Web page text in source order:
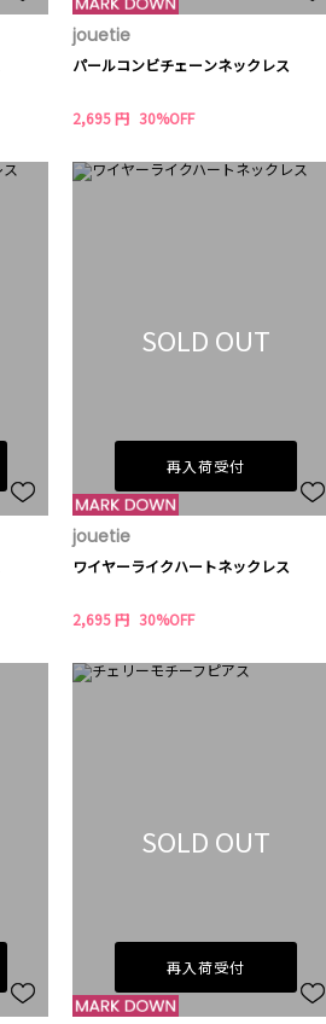
jouetie
パールコンビチェーンネックレス
2,695 円 30%OFF
SOLD OUT
再入荷受付
jouetie
ワイヤーライクハートネックレス
2,695 円 30%OFF
SOLD OUT
再入荷受付